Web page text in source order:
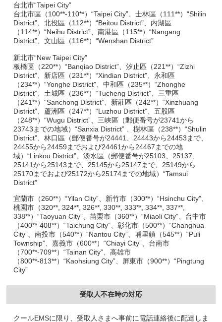
台北市“Taipei City”
台北市區（100**-110**）“Taipei City”、士林區（111**）“Shilin
District”、北投區（112**）“Beitou District”、内湖區
（114**）“Neihu District”、南港區（115**）“Nangang
District”、文山區（116**）“Wenshan District”
新北市“New Taipei City”
板橋區（220**）“Banqiao District”、汐止區（221**）“Zizhi
District”、新店區（231**）“Xindian District”、永和區
（234**）“Yonghe District”、中和區（235**）“Zhonghe
District”、土城區（236**）“Tucheng District”、三重區
（241**）“Sanchong District”、新莊區（242**）“Xinzhuang
District”、蘆洲區（247**）“Luzhou District”、五股區
（248**）“Wugu District”、三峡區（郵便番号が23741から
23743までの地域）“Sanxia District” 、樹林區（238**）“Shulin
District”、林口區（郵便番号が24441、24443から24453まで、
24455から24459までおよび24461から24467までの地
域）“Linkou District”、淡水區（郵便番号が25103、25137、
25141から25143まで、25145から25147まで、25149から
25170までおよび25172から25174までの地域）“Tamsui
District”
宜蘭市（260**）“Yilan City”、新竹市（300**）“Hsinchu City”、
桃園市（320**, 324**, 326**, 330**, 333**, 334**, 337**,
338**）“Taoyuan City”、苗栗市（360**）“Miaoli City”、台中市
（400**-408**）“Taichung City”、彰化市（500**）“Changhua
City”、南投市（540**）“Nantou City”、埔里鎮（545**）“Puli
Township”、嘉義市（600**）“Chiayi City”、台南市
（700**-709**）“Tainan City”、高雄市
（800**-813**）“Kaohsiung City”、屏東市（900**）“Pingtung
City”
受取人不在時の対応
クールEMSに限り、受取人さまへ事前に電話連絡後に配達しま